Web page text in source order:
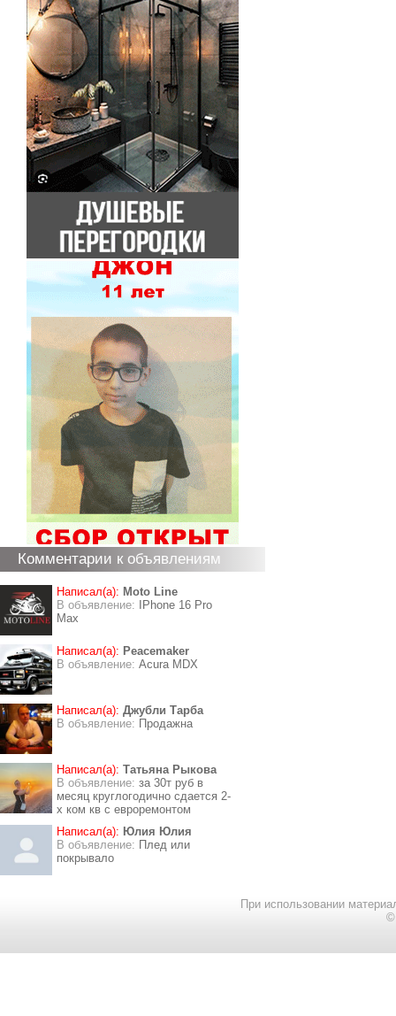
Комментарии к объявлениям
Написал(а): Moto Line
В объявление:
IPhone 16 Pro
Max
Написал(а): Peacemaker
В объявление: Acura MDX
Написал(а): Джубли Тарба
В объявление: Продажна
Написал(а): Татьяна Рыкова
В объявление: за 30т руб в
месяц круглогодично сдается 2-
х ком кв с евроремонтом
Написал(а): Юлия Юлия
В объявление: Плед или
покрывало
При использовании